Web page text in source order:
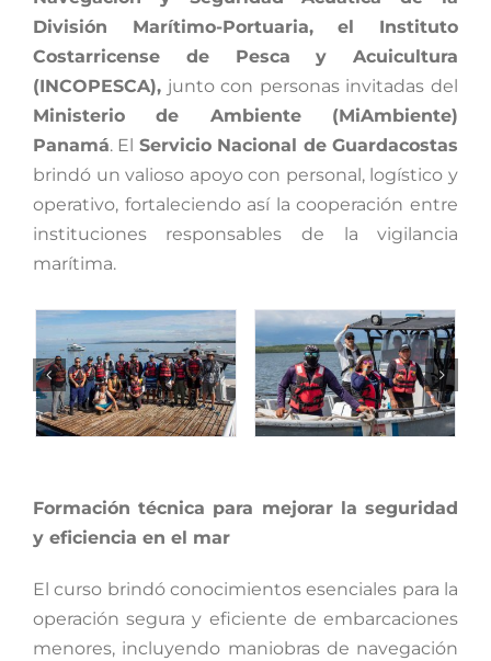
División Marítimo-Portuaria, el Instituto
Costarricense de Pesca y Acuicultura
(INCOPESCA),junto con personas invitadas del
Ministerio de Ambiente (MiAmbiente)
Panamá. El Servicio Nacional de Guardacostas
brindó un valioso apoyo con personal, logístico y
operativo, fortaleciendo así la cooperación entre
instituciones responsables de la vigilancia
marítima.
Formación técnica para mejorar la seguridad
y eficiencia en el mar
El curso brindó conocimientos esenciales para la
operación segura y eficiente de embarcaciones
menores, incluyendo maniobras de navegación